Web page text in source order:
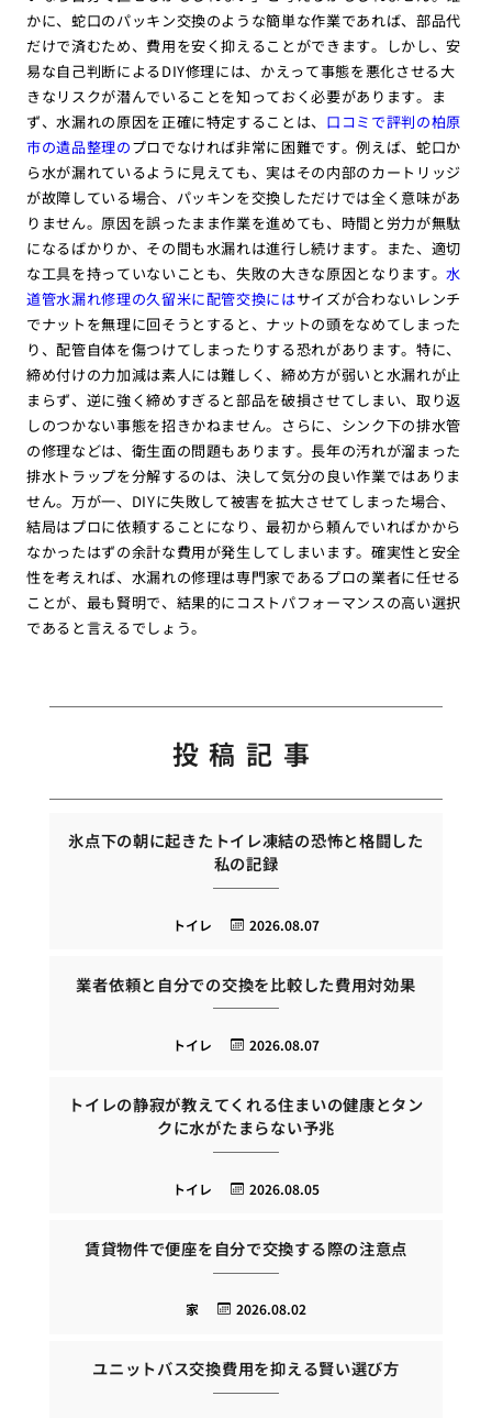
かに、蛇口のパッキン交換のような簡単な作業であれば、部品代
だけで済むため、費用を安く抑えることができます。しかし、安
易な自己判断によるDIY修理には、かえって事態を悪化させる大
きなリスクが潜んでいることを知っておく必要があります。ま
ず、水漏れの原因を正確に特定することは、 口コミで評判の柏原
市の遺品整理のプロでなければ非常に困難です。例えば、蛇口か
ら水が漏れているように見えても、実はその内部のカートリッジ
が故障している場合、パッキンを交換しただけでは全く意味があ
りません。原因を誤ったまま作業を進めても、時間と労力が無駄
になるばかりか、その間も水漏れは進行し続けます。また、適切
な工具を持っていないことも、失敗の大きな原因となります。水
道管水漏れ修理の久留米に配管交換にはサイズが合わないレンチ
でナットを無理に回そうとすると、ナットの頭をなめてしまった
り、配管自体を傷つけてしまったりする恐れがあります。特に、
締め付けの力加減は素人には難しく、締め方が弱いと水漏れが止
まらず、逆に強く締めすぎると部品を破損させてしまい、取り返
しのつかない事態を招きかねません。さらに、シンク下の排水管
の修理などは、衛生面の問題もあります。長年の汚れが溜まった
排水トラップを分解するのは、決して気分の良い作業ではありま
せん。万が一、DIYに失敗して被害を拡大させてしまった場合、
結局はプロに依頼することになり、最初から頼んでいればかから
なかったはずの余計な費用が発生してしまいます。確実性と安全
性を考えれば、水漏れの修理は専門家であるプロの業者に任せる
ことが、最も賢明で、結果的にコストパフォーマンスの高い選択
であると言えるでしょう。
投稿記事
氷点下の朝に起きたトイレ凍結の恐怖と格闘した
私の記録
2026.08.07
トイレ
業者依頼と自分での交換を比較した費用対効果
2026.08.07
トイレ
トイレの静寂が教えてくれる住まいの健康とタン
クに水がたまらない予兆
2026.08.05
トイレ
賃貸物件で便座を自分で交換する際の注意点
2026.08.02
家
ユニットバス交換費用を抑える賢い選び方